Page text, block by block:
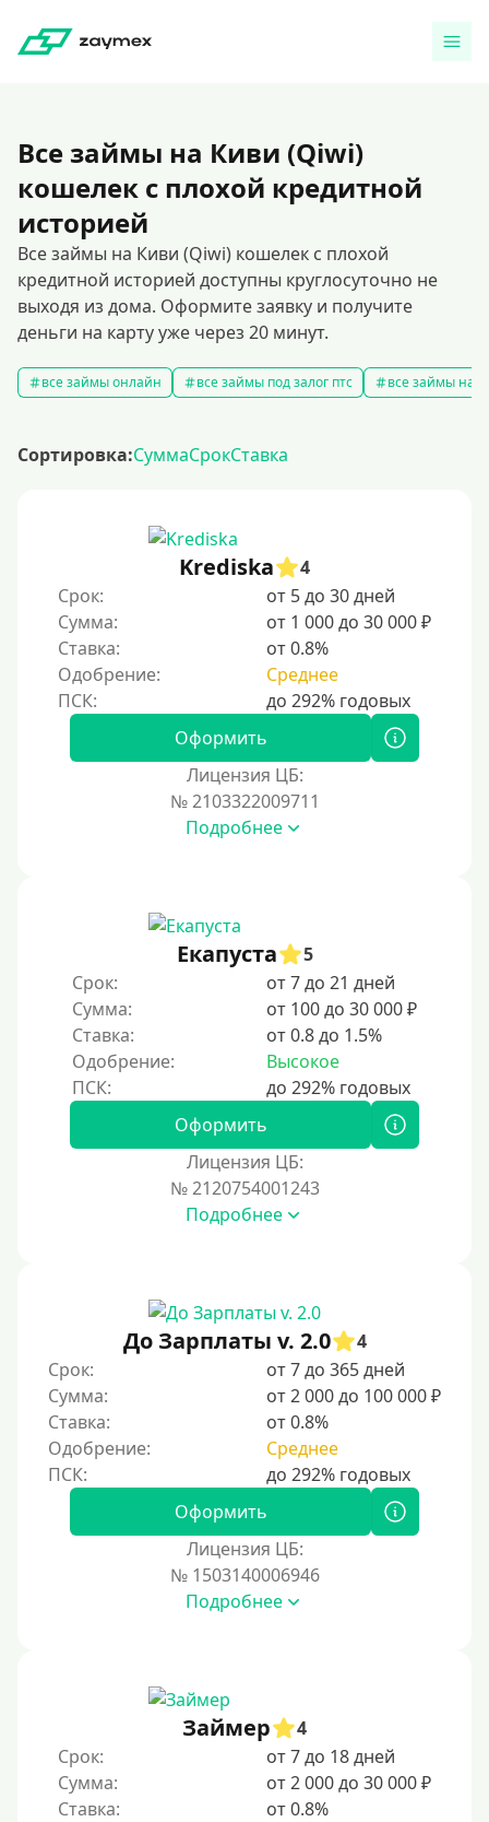
Все займы на Киви (Qiwi)
кошелек с плохой кредитной
историей
Все займы на Киви (Qiwi) кошелек с плохой
кредитной историей доступны круглосуточно не
выходя из дома. Оформите заявку и получите
деньги на карту уже через 20 минут.
все займы онлайн все займы под залог птс все займы на
Сортировка:СуммаСрокСтавка
Krediska
4
Срок:
от 5 до 30 дней
Сумма:
от 1 000 до 30 000 ₽
Ставка:
от 0.8%
Одобрение:
Среднее
Оформить
Лицензия ЦБ:
№ 2103322009711
Подробнее
Екапуста
5
Срок:
от 7 до 21 дней
Сумма:
от 100 до 30 000 ₽
Ставка:
от 0.8 до 1.5%
Одобрение:
Высокое
Оформить
Лицензия ЦБ:
№ 2120754001243
Подробнее
До Зарплаты v. 2.0
4
Срок:
от 7 до 365 дней
Сумма:
от 2 000 до 100 000 ₽
Ставка:
от 0.8%
Одобрение:
Среднее
Оформить
Лицензия ЦБ:
№ 1503140006946
Подробнее
Займер
4
Срок:
от 7 до 18 дней
Сумма:
от 2 000 до 30 000 ₽
Ставка:
от 0.8%